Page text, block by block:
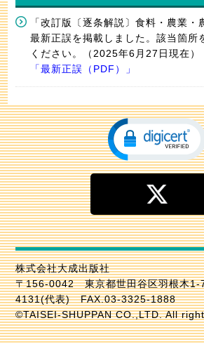
「改訂版〔逐条解説〕食料・農業・
最新正誤を掲載しました。該当箇所
ください。（2025年6月27日現在）
「最新正誤（PDF） 」
株式会社大成出版社
〒156-0042 東京都世田谷区羽根木
4131(代表) FAX.03-3325-1888
©TAISEI-SHUPPAN CO.,LTD. All